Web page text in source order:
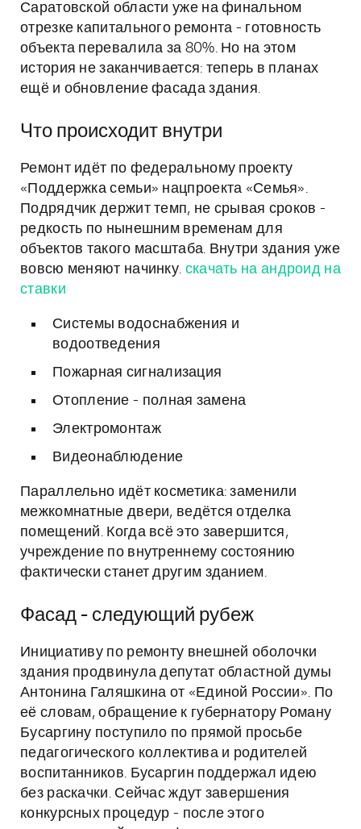
Саратовской области уже на финальном
отрезке капитального ремонта - готовность
объекта перевалила за 80%. Но на этом
история не заканчивается: теперь в планах
ещё и обновление фасада здания.
Что происходит внутри
Ремонт идёт по федеральному проекту
«Поддержка семьи» нацпроекта «Семья».
Подрядчик держит темп, не срывая сроков -
редкость по нынешним временам для
объектов такого масштаба. Внутри здания уже
вовсю меняют начинку. скачать на андроид на
ставки
Системы водоснабжения и
водоотведения
Пожарная сигнализация
Отопление - полная замена
Электромонтаж
Видеонаблюдение
Параллельно идёт косметика: заменили
межкомнатные двери, ведётся отделка
помещений. Когда всё это завершится,
учреждение по внутреннему состоянию
фактически станет другим зданием.
Фасад - следующий рубеж
Инициативу по ремонту внешней оболочки
здания продвинула депутат областной думы
Антонина Галяшкина от «Единой России». По
её словам, обращение к губернатору Роману
Бусаргину поступило по прямой просьбе
педагогического коллектива и родителей
воспитанников. Бусаргин поддержал идею
без раскачки. Сейчас ждут завершения
конкурсных процедур - после этого